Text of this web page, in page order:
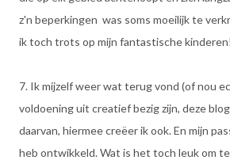
z'n beperkingen was soms moeilijk te
ik toch trots op mijn fantastische kinderen!
7. Ik mijzelf weer wat terug vond (of nou
voldoening uit creatief bezig zijn, deze
daarvan, hiermee creëer ik ook. En mijn
heb ontwikkeld. Wat is het toch leuk om